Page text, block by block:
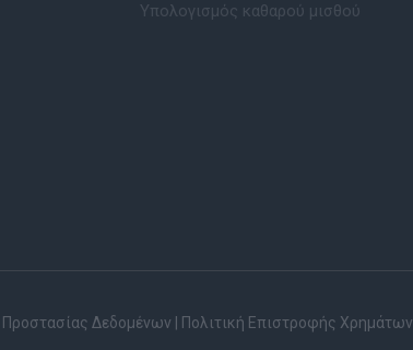
Υπολογισμός καθαρού μισθού
Προστασίας Δεδομένων Πολιτική Επιστροφής Χρημάτων